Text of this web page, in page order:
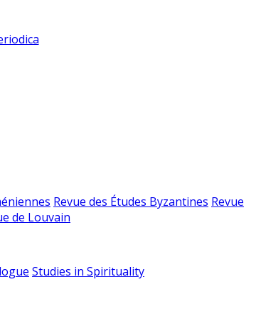
Revue des Études Byzantines Revue
de Louvain
Studies in Spirituality